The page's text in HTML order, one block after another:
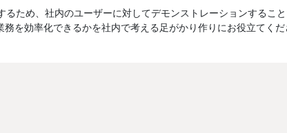
ため、社内のユーザーに対してデモンストレーションすること
を効率化できるかを社内で考える足がかり作りにお役立てくだ